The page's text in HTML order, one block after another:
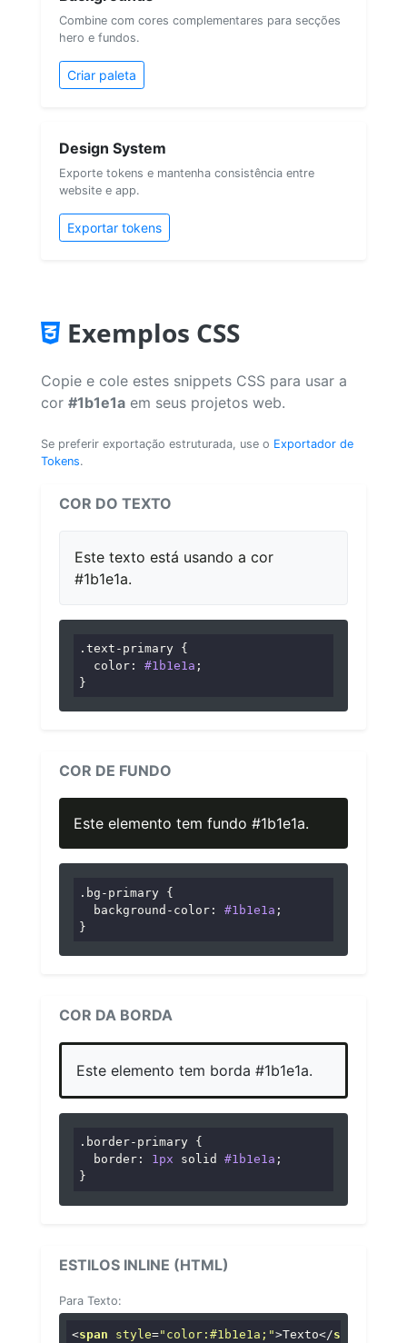
Combine com cores complementares para secções
hero e fundos.
Criar paleta
Design System
Exporte tokens e mantenha consistência entre
website e app.
Exportar tokens
Exemplos CSS
Copie e cole estes snippets CSS para usar a
cor #1b1e1a em seus projetos web.
Se preferir exportação estruturada, use o Exportador de
Tokens.
COR DO TEXTO
Este texto está usando a cor
#1b1e1a.
.text-primary {
color : #1b1e1a ;
}
COR DE FUNDO
Este elemento tem fundo #1b1e1a.
.bg-primary {
background-color : #1b1e1a ;
}
COR DA BORDA
Este elemento tem borda #1b1e1a.
.border-primary {
border : 1px solid #1b1e1a ;
}
ESTILOS INLINE (HTML)
Para Texto:
<span style="color:#1b1e1a;">Texto</span